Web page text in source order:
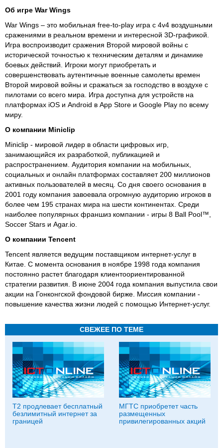
Об игре War Wings
War Wings – это мобильная free-to-play игра с 4v4 воздушными
сражениями в реальном времени и интересной 3D-графикой.
Игра воспроизводит сражения Второй мировой войны с
исторической точностью к техническим деталям и динамике
боевых действий. Игроки могут приобретать и
совершенствовать аутентичные военные самолеты времен
Второй мировой войны и сражаться за господство в воздухе с
пилотами со всего мира. Игра доступна для устройств на
платформах iOS и Android в App Store и Google Play по всему
миру.
О компании Miniclip
Miniclip - мировой лидер в области цифровых игр,
занимающийся их разработкой, публикацией и
распространением. Аудитория компании на мобильных,
социальных и онлайн платформах составляет 200 миллионов
активных пользователей в месяц. Со дня своего основания в
2001 году компания завоевала огромную аудиторию игроков в
более чем 195 странах мира на шести континентах. Среди
наиболее популярных франшиз компании - игры 8 Ball Pool™,
Soccer Stars и Agar.io.
О компании Tencent
Tencent является ведущим поставщиком интернет-услуг в
Китае. С момента основания в ноябре 1998 года компания
постоянно растет благодаря клиентоориентированной
стратегии развития. В июне 2004 года компания выпустила свои
акции на Гонконгской фондовой бирже. Миссия компании -
повышение качества жизни людей с помощью Интернет-услуг.
СВЕЖЕЕ ПО ТЕМЕ
Т2 продлевает бесплатный
безлимитный интернет за
границей
МГТС приобретет часть
размещенных
привилегированных акций